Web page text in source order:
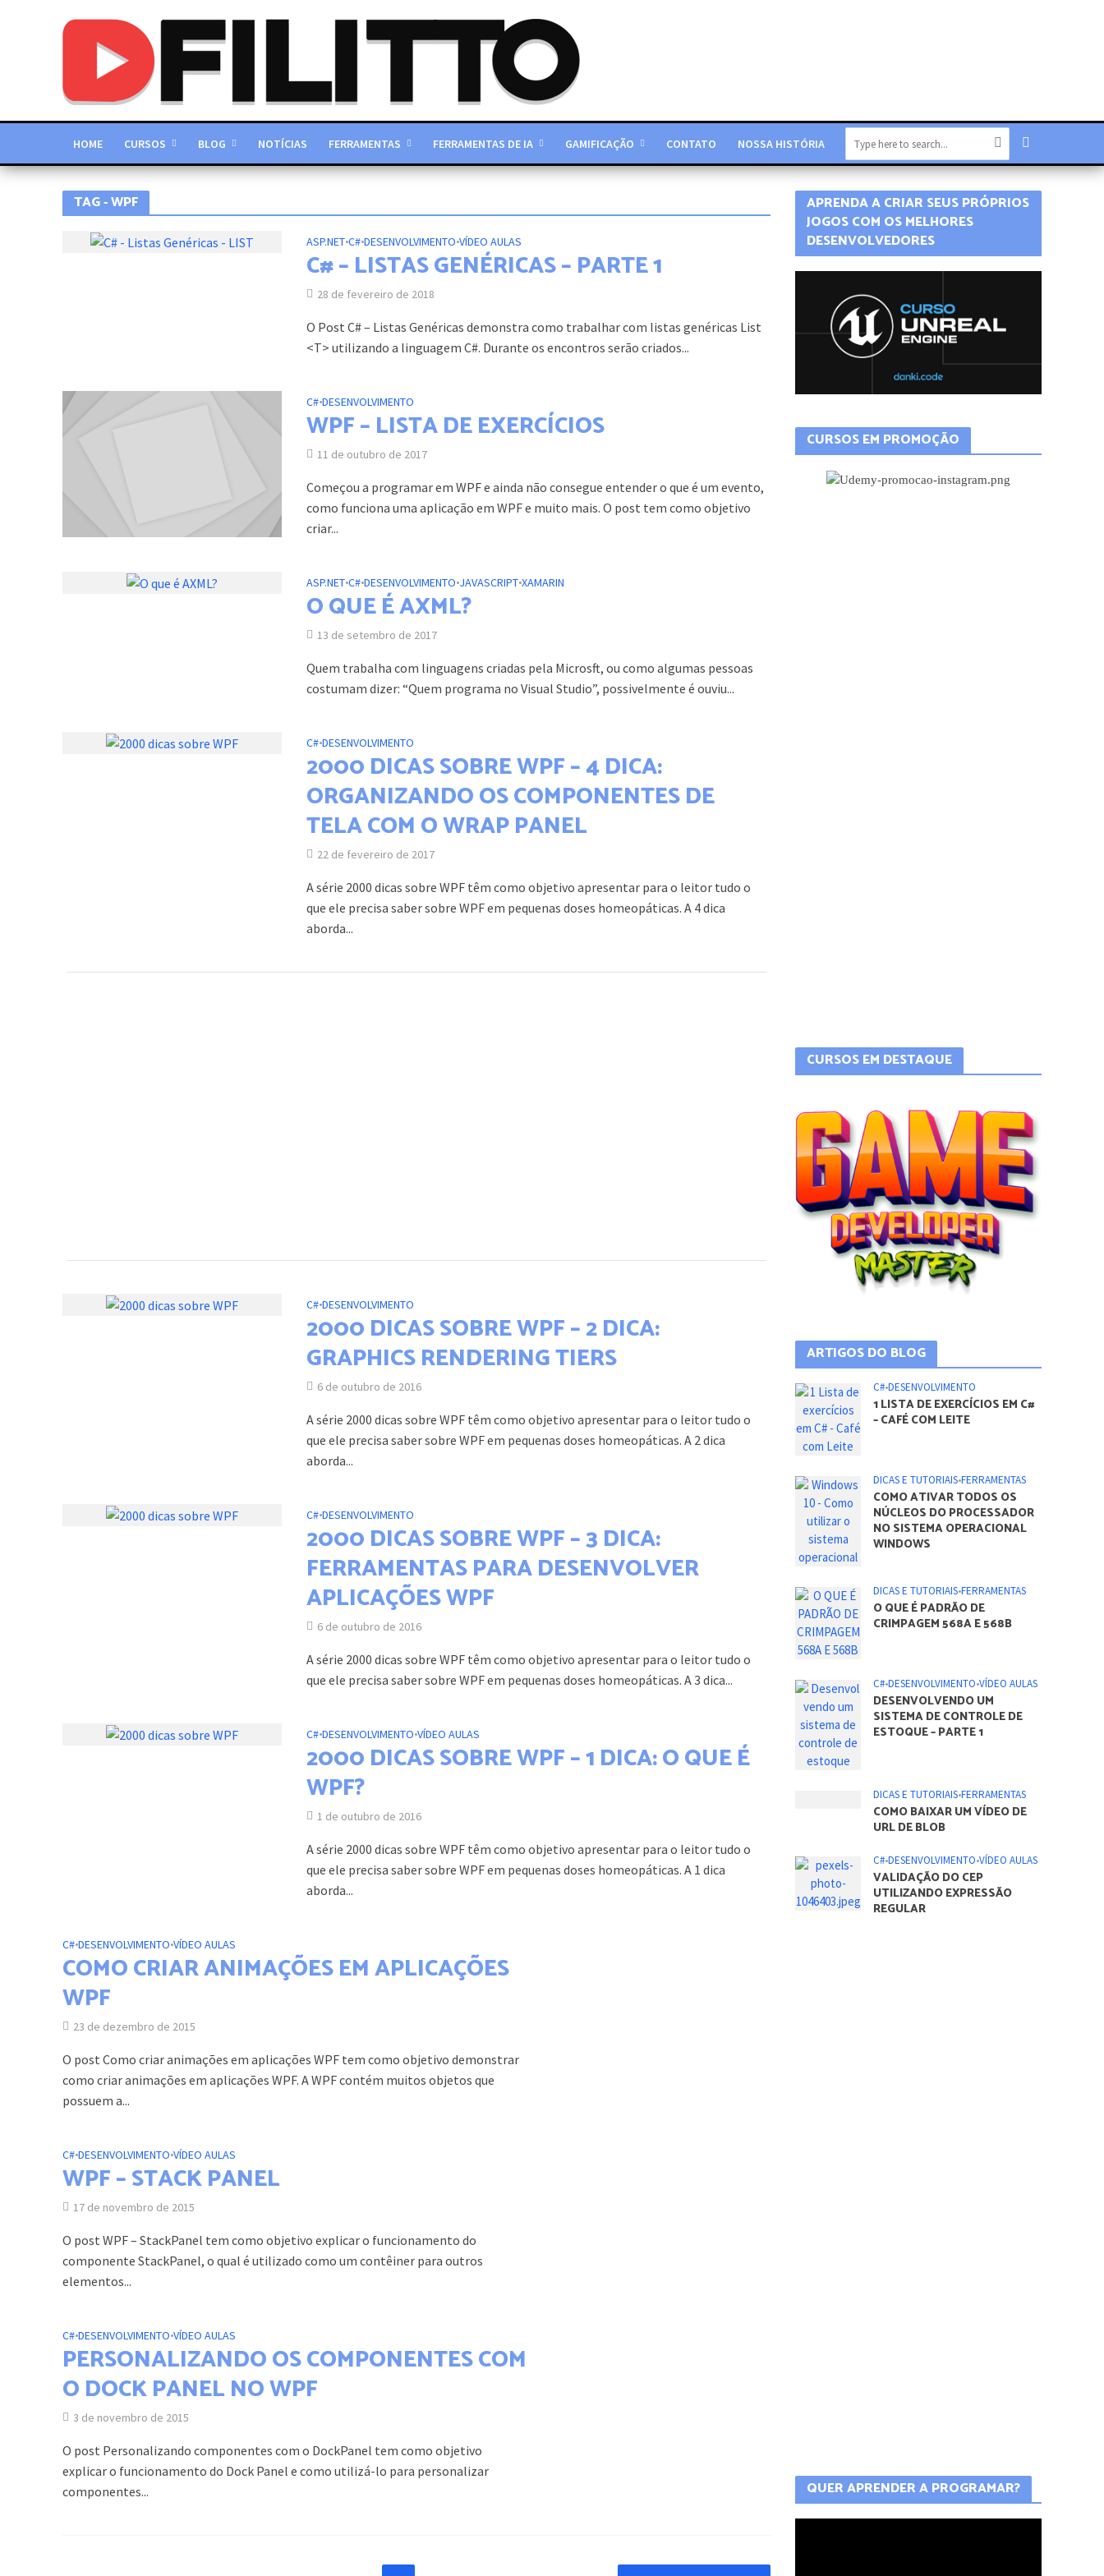
HOME CURSOS BLOG NOTÍCIAS FERRAMENTAS FERRAMENTAS DE IA GAMIFICAÇÃO CONTATO NOSSA HISTÓRIA
TAG - WPF
ASP.NET•C#•DESENVOLVIMENTO•VÍDEO AULAS
C# – LISTAS GENÉRICAS – PARTE 1
28 de fevereiro de 2018
O Post C# – Listas Genéricas demonstra como trabalhar com listas genéricas List
<T> utilizando a linguagem C#. Durante os encontros serão criados...
C#•DESENVOLVIMENTO
WPF – LISTA DE EXERCÍCIOS
11 de outubro de 2017
Começou a programar em WPF e ainda não consegue entender o que é um evento,
como funciona uma aplicação em WPF e muito mais. O post tem como objetivo
criar...
ASP.NET•C#•DESENVOLVIMENTO•JAVASCRIPT•XAMARIN
O QUE É AXML?
13 de setembro de 2017
Quem trabalha com linguagens criadas pela Microsft, ou como algumas pessoas
costumam dizer: “Quem programa no Visual Studio”, possivelmente é ouviu...
C#•DESENVOLVIMENTO
2000 DICAS SOBRE WPF – 4 DICA:
ORGANIZANDO OS COMPONENTES DE
TELA COM O WRAP PANEL
22 de fevereiro de 2017
A série 2000 dicas sobre WPF têm como objetivo apresentar para o leitor tudo o
que ele precisa saber sobre WPF em pequenas doses homeopáticas. A 4 dica
aborda...
C#•DESENVOLVIMENTO
2000 DICAS SOBRE WPF – 2 DICA:
GRAPHICS RENDERING TIERS
6 de outubro de 2016
A série 2000 dicas sobre WPF têm como objetivo apresentar para o leitor tudo o
que ele precisa saber sobre WPF em pequenas doses homeopáticas. A 2 dica
aborda...
C#•DESENVOLVIMENTO
2000 DICAS SOBRE WPF – 3 DICA:
FERRAMENTAS PARA DESENVOLVER
APLICAÇÕES WPF
6 de outubro de 2016
A série 2000 dicas sobre WPF têm como objetivo apresentar para o leitor tudo o
que ele precisa saber sobre WPF em pequenas doses homeopáticas. A 3 dica...
C#•DESENVOLVIMENTO•VÍDEO AULAS
2000 DICAS SOBRE WPF – 1 DICA: O QUE É
WPF?
1 de outubro de 2016
A série 2000 dicas sobre WPF têm como objetivo apresentar para o leitor tudo o
que ele precisa saber sobre WPF em pequenas doses homeopáticas. A 1 dica
aborda...
C#•DESENVOLVIMENTO•VÍDEO AULAS
COMO CRIAR ANIMAÇÕES EM APLICAÇÕES
WPF
23 de dezembro de 2015
O post Como criar animações em aplicações WPF tem como objetivo demonstrar
como criar animações em aplicações WPF. A WPF contém muitos objetos que
possuem a...
C#•DESENVOLVIMENTO•VÍDEO AULAS
WPF – STACK PANEL
17 de novembro de 2015
O post WPF – StackPanel tem como objetivo explicar o funcionamento do
componente StackPanel, o qual é utilizado como um contêiner para outros
elementos...
C#•DESENVOLVIMENTO•VÍDEO AULAS
PERSONALIZANDO OS COMPONENTES COM
O DOCK PANEL NO WPF
3 de novembro de 2015
O post Personalizando componentes com o DockPanel tem como objetivo
explicar o funcionamento do Dock Panel e como utilizá-lo para personalizar
componentes...
APRENDA A CRIAR SEUS PRÓPRIOS
JOGOS COM OS MELHORES
DESENVOLVEDORES
CURSOS EM PROMOÇÃO
CURSOS EM DESTAQUE
ARTIGOS DO BLOG
C#•DESENVOLVIMENTO
1 LISTA DE EXERCÍCIOS EM C#
– CAFÉ COM LEITE
DICAS E TUTORIAIS•FERRAMENTAS
COMO ATIVAR TODOS OS
NÚCLEOS DO PROCESSADOR
NO SISTEMA OPERACIONAL
WINDOWS
DICAS E TUTORIAIS•FERRAMENTAS
O QUE É PADRÃO DE
CRIMPAGEM 568A E 568B
C#•DESENVOLVIMENTO•VÍDEO AULAS
DESENVOLVENDO UM
SISTEMA DE CONTROLE DE
ESTOQUE – PARTE 1
DICAS E TUTORIAIS•FERRAMENTAS
COMO BAIXAR UM VÍDEO DE
URL DE BLOB
C#•DESENVOLVIMENTO•VÍDEO AULAS
VALIDAÇÃO DO CEP
UTILIZANDO EXPRESSÃO
REGULAR
QUER APRENDER A PROGRAMAR?